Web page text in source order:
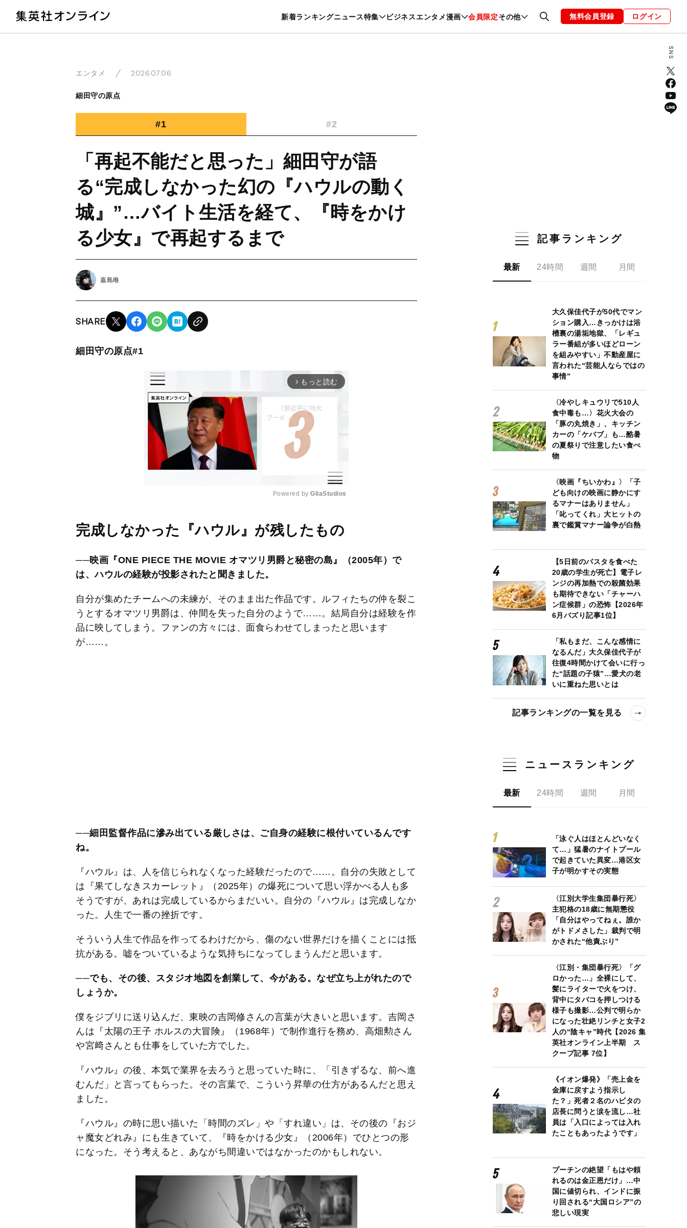
新着ランキングニュース特集 ビジネスエンタメ漫画 会員限定その他
暮らし スポーツ ヘルスケア 美容 グルメ ファッション 恋愛・結婚 編集部 お知らせ
無料会員登録 ログイン
エンタメ 2026.07.06
細田守の原点
#1 #2
「再起不能だと思った」細田守が語
る“完成しなかった幻の『ハウルの動く
城』”…バイト生活を経て、『時をかけ
る少女』で再起するまで
嘉島唯
SHARE
細田守の原点#1
arrow_forward_ios もっと読む
u
e
Powered by GliaStudios
完成しなかった『ハウル』が残したもの
──映画『ONE PIECE THE MOVIE オマツリ男爵と秘密の島』（2005年）で
は、ハウルの経験が投影されたと聞きました。
自分が集めたチームへの未練が、そのまま出た作品です。ルフィたちの仲を裂こ
うとするオマツリ男爵は、仲間を失った自分のようで……。結局自分は経験を作
品に映してしまう。ファンの方々には、面食らわせてしまったと思います
が……。
──細田監督作品に滲み出ている厳しさは、ご自身の経験に根付いているんです
ね。
『ハウル』は、人を信じられなくなった経験だったので……。自分の失敗として
は『果てしなきスカーレット』（2025年）の爆死について思い浮かべる人も多
そうですが、あれは完成しているからまだいい。自分の『ハウル』は完成しなか
った。人生で一番の挫折です。
そういう人生で作品を作ってるわけだから、傷のない世界だけを描くことには抵
抗がある。嘘をついているような気持ちになってしまうんだと思います。
──でも、その後、スタジオ地図を創業して、今がある。なぜ立ち上がれたので
しょうか。
僕をジブリに送り込んだ、東映の吉岡修さんの言葉が大きいと思います。吉岡さ
んは『太陽の王子 ホルスの大冒険』（1968年）で制作進行を務め、高畑勲さん
や宮﨑さんとも仕事をしていた方でした。
『ハウル』の後、本気で業界を去ろうと思っていた時に、「引きずるな、前へ進
むんだ」と言ってもらった。その言葉で、こういう昇華の仕方があるんだと思え
ました。
『ハウル』の時に思い描いた「時間のズレ」や「すれ違い」は、その後の『おジ
ャ魔女どれみ』にも生きていて、『時をかける少女』（2006年）でひとつの形
になった。そう考えると、あながち間違いではなかったのかもしれない。
記事ランキング
最新 24時間 週間 月間
大久保佳代子が50代でマン
ション購入…きっかけは浴
槽裏の湯垢地獄、「レギュ
ラー番組が多いほどローン
を組みやすい」不動産屋に
言われた“芸能人ならではの
事情”
〈冷やしキュウリで510人
食中毒も…〉花火大会の
「豚の丸焼き」、キッチン
カーの「ケバブ」も…酷暑
の夏祭りで注意したい食べ
物
〈映画『ちいかわ』〉「子
ども向けの映画に静かにす
るマナーはありません」
「叱ってくれ」大ヒットの
裏で鑑賞マナー論争が白熱
【5日前のパスタを食べた
20歳の学生が死亡】電子レ
ンジの再加熱での殺菌効果
も期待できない「チャーハ
ン症候群」の恐怖【2026年
6月バズり記事1位】
「私もまだ、こんな感情に
なるんだ」大久保佳代子が
往復4時間かけて会いに行っ
た“話題の子猿”…愛犬の老
いに重ねた思いとは
記事ランキングの一覧を見る
ニュースランキング
最新 24時間 週間 月間
「泳ぐ人はほとんどいなく
て…」猛暑のナイトプール
で起きていた異変…港区女
子が明かすその実態
〈江別大学生集団暴行死〉
主犯格の18歳に無期懲役
「自分はやってねぇ。誰か
がトドメさした」裁判で明
かされた“他責ぶり”
〈江別・集団暴行死〉「グ
ロかった…」全裸にして、
髪にライターで火をつけ、
背中にタバコを押しつける
様子も撮影…公判で明らか
になった壮絶リンチと女子2
人の“陰キャ”時代【2026 集
英社オンライン上半期 ス
クープ記事 7位】
《イオン爆発》「売上金を
金庫に戻すよう指示し
た？」死者２名のハビタの
店長に問うと涙を流し…社
員は「入口によっては入れ
たこともあったようです」
プーチンの絶望「もはや頼
れるのは金正恩だけ」…中
国に値切られ、インドに振
り回される“大国ロシア”の
悲しい現実